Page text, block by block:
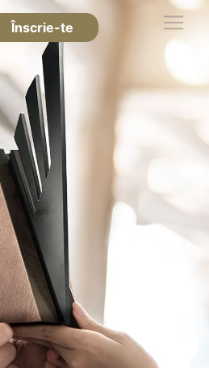
Înscrie-te